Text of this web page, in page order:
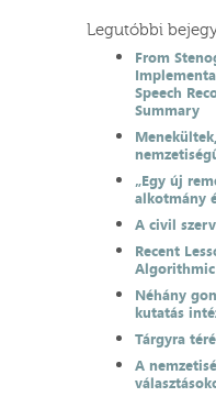
Legutóbbi
From
Speech
Summary
„Egy új
alkotmány
A civil
Recent
Néhány
kutatás
Tárgyra
A